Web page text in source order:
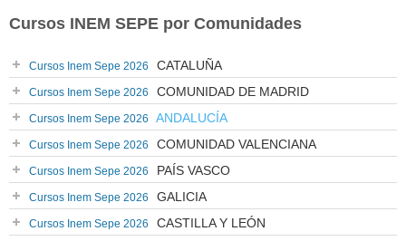
Cursos INEM SEPE por Comunidades
Cursos Inem Sepe 2026 CATALUÑA
Cursos Inem Sepe 2026 COMUNIDAD DE MADRID
Cursos Inem Sepe 2026 ANDALUCÍA
Cursos Inem Sepe 2026 COMUNIDAD VALENCIANA
Cursos Inem Sepe 2026 PAÍS VASCO
Cursos Inem Sepe 2026 GALICIA
Cursos Inem Sepe 2026 CASTILLA Y LEÓN